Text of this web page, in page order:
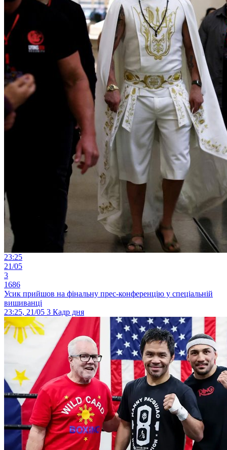
23:25
21/05
3
1686
Усик прийшов на фінальну прес-конференцію у спеціальній
вишиванці
23:25, 21/05 3 Кадр дня